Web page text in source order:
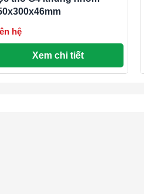
hệ
Xem chi tiết